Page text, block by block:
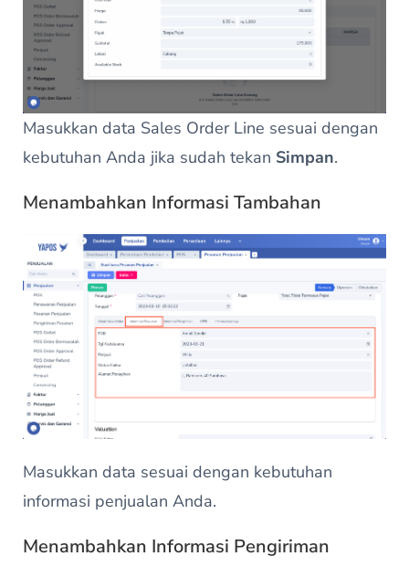
Masukkan data Sales Order Line sesuai dengan
kebutuhan Anda jika sudah tekan Simpan.
Menambahkan Informasi Tambahan
Masukkan data sesuai dengan kebutuhan
informasi penjualan Anda.
Menambahkan Informasi Pengiriman